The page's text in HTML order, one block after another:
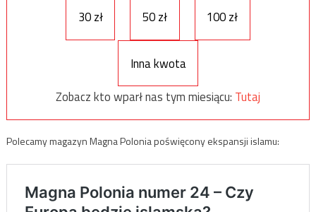
30 zł 50 zł 100 zł
Inna kwota
Zobacz kto wparł nas tym miesiącu: Tutaj
Polecamy magazyn Magna Polonia poświęcony ekspansji islamu: